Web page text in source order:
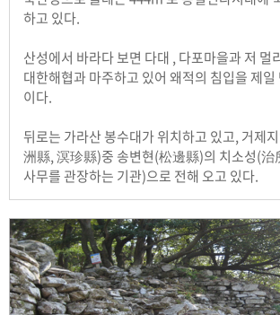
하고 있다.
산성에서 바라다 보면 다대 , 다포마을과 저 멀
대한해협과 마주하고 있어 왜적의 침입을 제일
이다.
뒤로는 가라산 봉수대가 위치하고 있고, 거제
洲縣, 溟珍縣)중 송변현(松邊縣)의 치소성(治
사무를 관장하는 기관)으로 전해 오고 있다.